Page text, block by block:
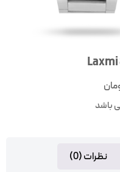
نظرات (0)